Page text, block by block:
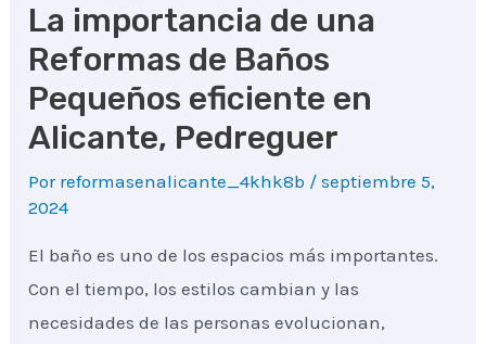
La importancia de una
Reformas de Baños
Pequeños eficiente en
Alicante, Pedreguer
Por reformasenalicante_4khk8b /septiembre 5,
2024
El baño es uno de los espacios más importantes.
Con el tiempo, los estilos cambian y las
necesidades de las personas evolucionan,